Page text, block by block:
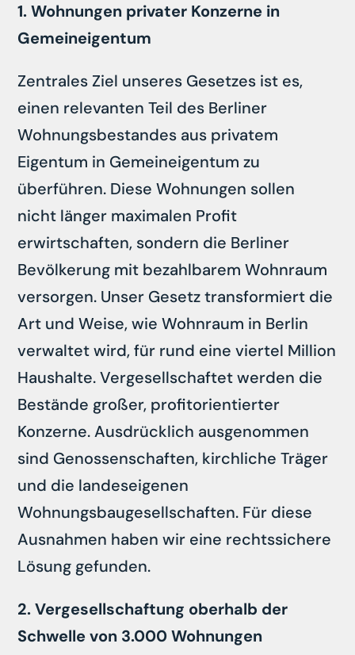
1. Wohnungen privater Konzerne in
Gemeineigentum
Zentrales Ziel unseres Gesetzes ist es,
einen relevanten Teil des Berliner
Wohnungsbestandes aus privatem
Eigentum in Gemeineigentum zu
überführen. Diese Wohnungen sollen
nicht länger maximalen Profit
erwirtschaften, sondern die Berliner
Bevölkerung mit bezahlbarem Wohnraum
versorgen. Unser Gesetz transformiert die
Art und Weise, wie Wohnraum in Berlin
verwaltet wird, für rund eine viertel Million
Haushalte. Vergesellschaftet werden die
Bestände großer, profitorientierter
Konzerne. Ausdrücklich ausgenommen
sind Genossenschaften, kirchliche Träger
und die landeseigenen
Wohnungsbaugesellschaften. Für diese
Ausnahmen haben wir eine rechtssichere
Lösung gefunden.
2. Vergesellschaftung oberhalb der
Schwelle von 3.000 Wohnungen